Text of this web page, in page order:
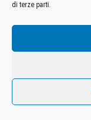
di terze parti.